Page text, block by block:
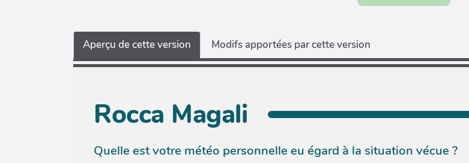
Aperçu de cette version Modifs apportées par cette version
Rocca Magali
Quelle est votre météo personnelle eu égard à la situation vécue ?